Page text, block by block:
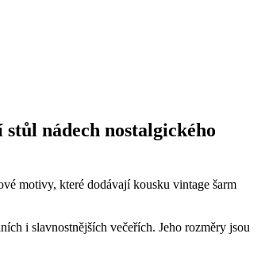
nádech nostalgického
motivy, které dodávají kousku vintage šarm
i slavnostnějších večeřích. Jeho rozměry jsou